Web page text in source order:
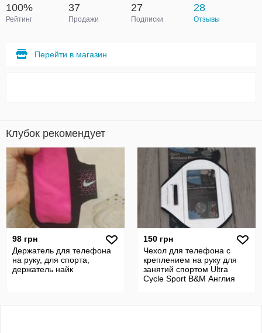
100%
Рейтинг
37
Продажи
27
Подписки
28
Отзывы
Перейти в магазин
Клубок рекомендует
98 грн
Держатель для телефона
на руку, для спорта,
держатель найк
150 грн
Чехол для телефона с
креплением на руку для
занятий спортом Ultra
Cycle Sport B&M Англия